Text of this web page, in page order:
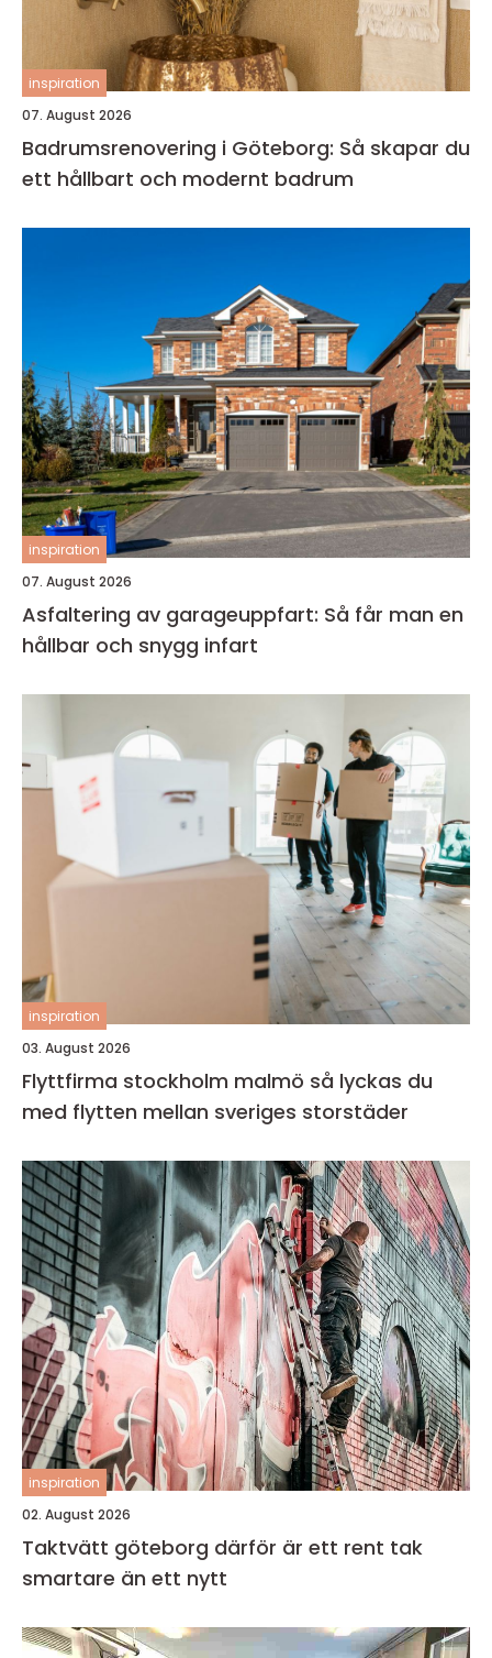
inspiration
07. August 2026
Badrumsrenovering i Göteborg: Så skapar du
ett hållbart och modernt badrum
inspiration
07. August 2026
Asfaltering av garageuppfart: Så får man en
hållbar och snygg infart
inspiration
03. August 2026
Flyttfirma stockholm malmö så lyckas du
med flytten mellan sveriges storstäder
inspiration
02. August 2026
Taktvätt göteborg därför är ett rent tak
smartare än ett nytt